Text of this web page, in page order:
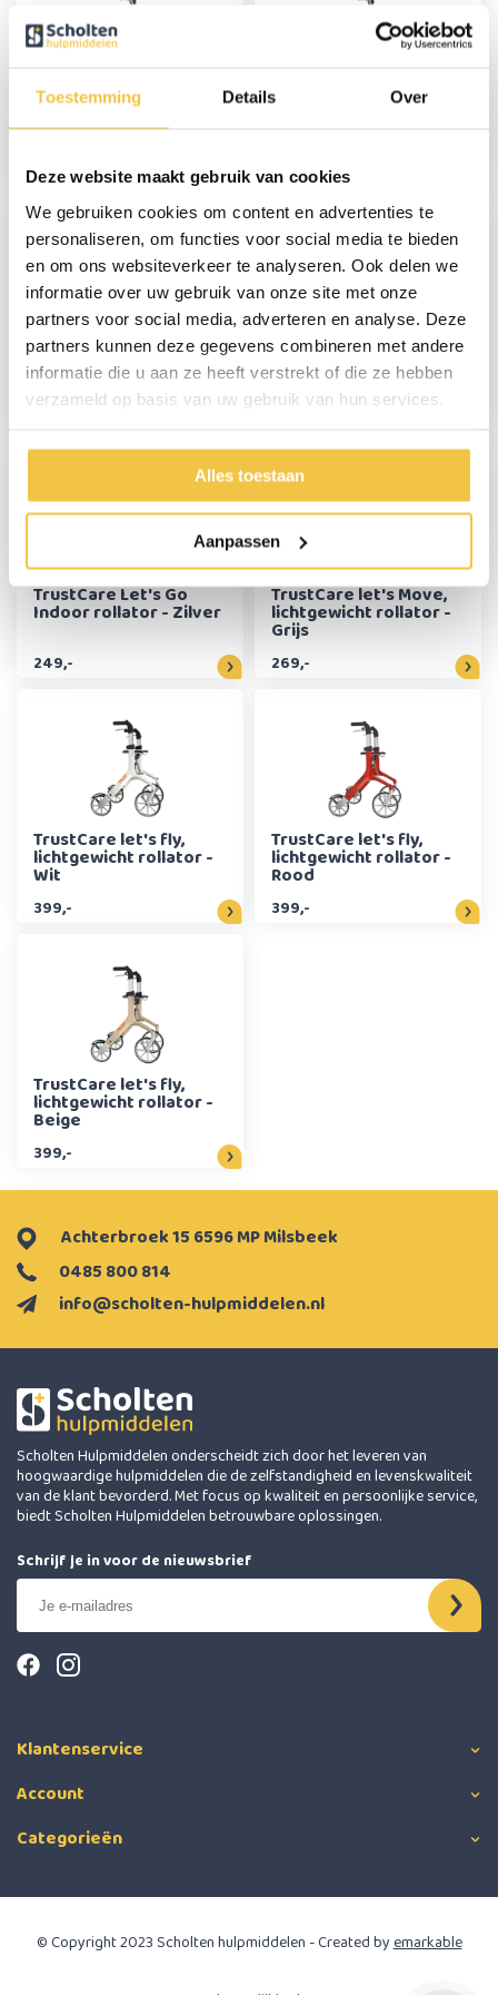
Toestemming Details Over
Deze website maakt gebruik van cookies
We gebruiken cookies om content en advertenties te
personaliseren, om functies voor social media te bieden
en om ons websiteverkeer te analyseren. Ook delen we
informatie over uw gebruik van onze site met onze
partners voor social media, adverteren en analyse. Deze
partners kunnen deze gegevens combineren met andere
informatie die u aan ze heeft verstrekt of die ze hebben
verzameld op basis van uw gebruik van hun services.
Alles toestaan
Aanpassen
TrustCare let's go out
lichtgewicht rollator -
299,-
TrustCare let's go out
299,-
TrustCare Let's Go
Indoor rollator -
Walnoot
TrustCare let's go out
lichtgewicht rollator -
Rood
TrustCare Let's Go
Indoor rollator - Zilver
249,-
TrustCare let's Move,
lichtgewicht rollator -
Grijs
269,-
TrustCare let's fly,
lichtgewicht rollator -
Wit
399,-
TrustCare let's fly,
lichtgewicht rollator -
Rood
399,-
TrustCare let's fly,
lichtgewicht rollator -
Beige
399,-
info@scholten-hulpmiddelen.nl
0485 800 814
Achterbroek 15 6596 MP Milsbeek
Scholten Hulpmiddelen onderscheidt zich door het leveren van
hoogwaardige hulpmiddelen die de zelfstandigheid en levenskwaliteit
van de klant bevorderd. Met focus op kwaliteit en persoonlijke service,
biedt Scholten Hulpmiddelen betrouwbare oplossingen.
Schrijf je in voor de nieuwsbrief
Klantenservice
Account
Categorieën
© Copyright 2023 Scholten hulpmiddelen - Created byemarkable